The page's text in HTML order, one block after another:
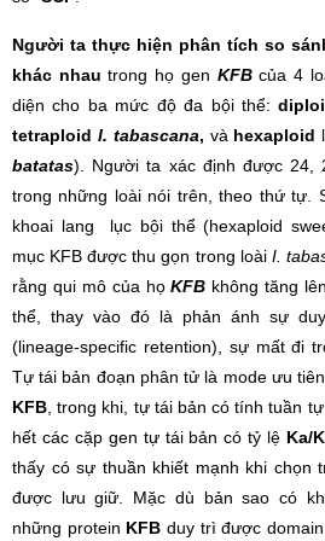
Người ta thực hiện phân tích so
khác nhau trong họ gen KFBcủa 4
diện cho ba mức độ đa bội thể:
tetraploid I. tabascana, và hexaploid
batatas). Người ta xác định được 24,
trong những loài nói trên, theo thứ tự.
khoai lang lục bội thể (hexaploid
mục KFB được thu gọn trong loài I.
rằng qui mô của họKFB không tăng
thể, thay vào đó là phản ánh sự
(lineage-specific retention), sự mất đi
Tự tái bản đoạn phân tử là mode ưu
KFB , trong khi, tự tái bản có tính tuần
hết các cặp gen tự tái bản có tỷ lệ Ka/
thấy có sự thuần khiết mạnh khi chọn
được lưu giữ. Mặc dù bản sao có
những protein KFB duy trì được